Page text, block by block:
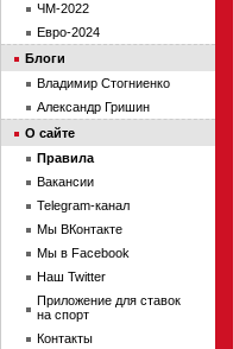
ЧМ-2022
Евро-2024
Блоги
Владимир Стогниенко
Александр Гришин
О сайте
Правила
Вакансии
Telegram-канал
Мы ВКонтакте
Мы в Facebook
Наш Twitter
Приложение для ставок
на спорт
Контакты